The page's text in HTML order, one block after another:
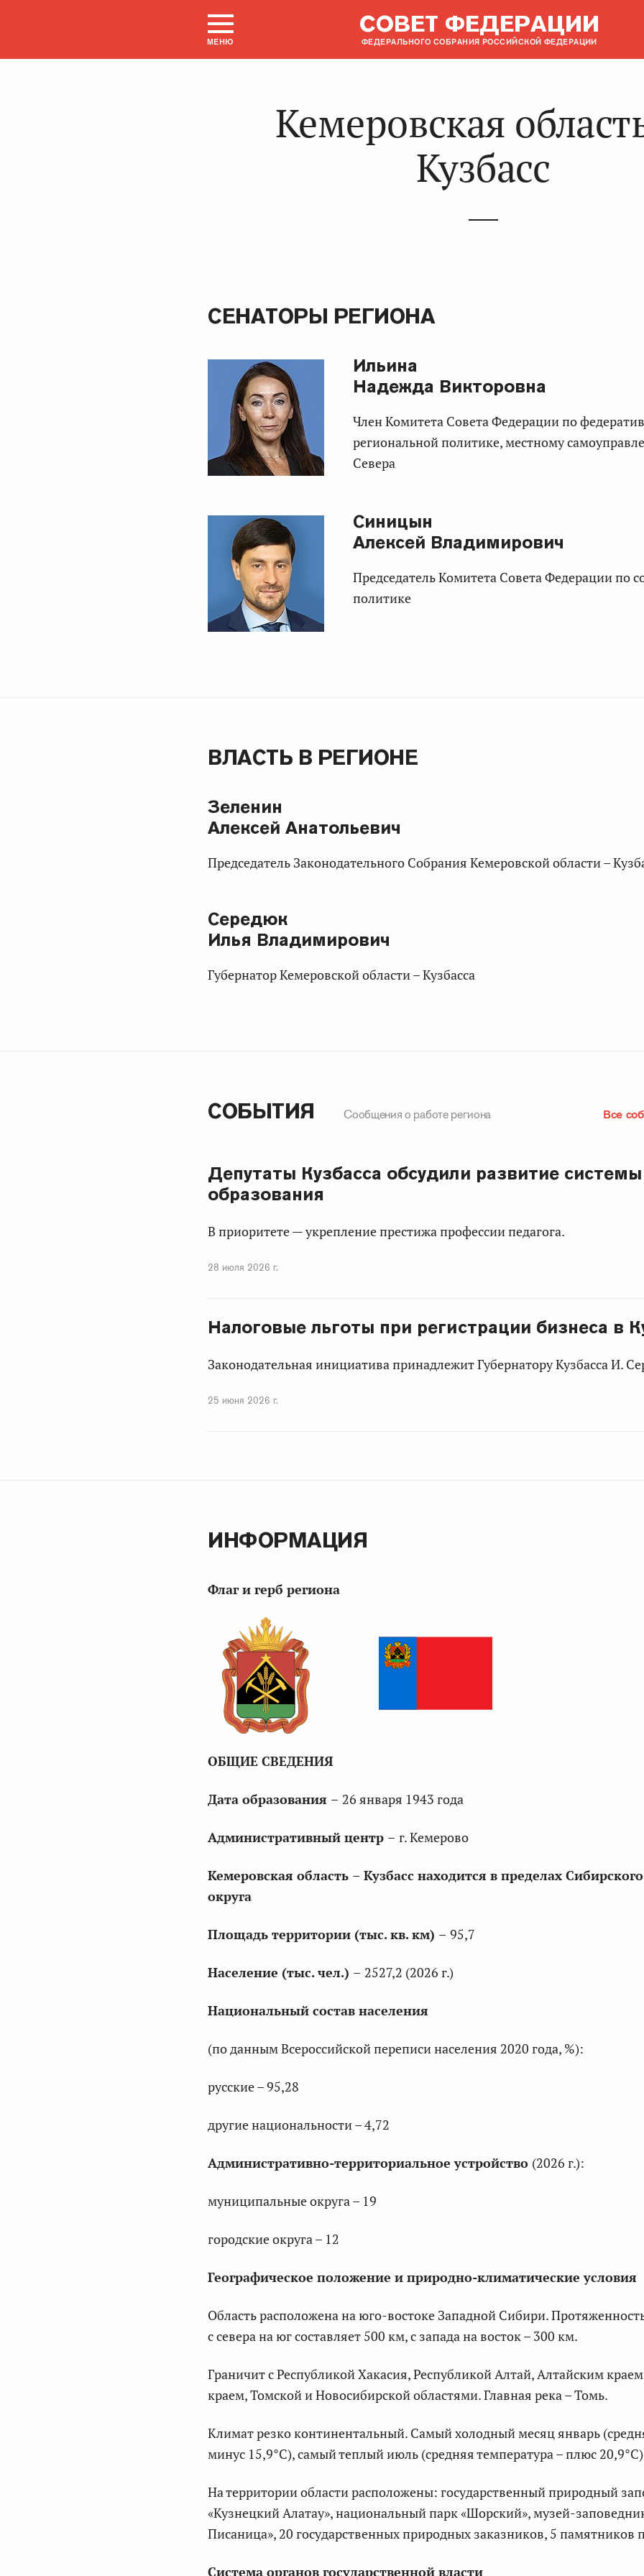
МЕНЮ
СОВЕТ ФЕДЕРАЦИИ
ФЕДЕРАЛЬНОГО СОБРАНИЯ РОССИЙСКОЙ ФЕДЕРАЦИИ
Кемеровская
Кузбасс
СЕНАТОРЫ РЕГИОНА
Ильина
Надежда Викторовна
Член Комитета Совета Федерации по федеративному устройству,
региональной политике, местному
Севера
Синицын
Алексей Владимирович
Председатель Комитета Совета Федерации по социальной
политике
ВЛАСТЬ В РЕГИОНЕ
Зеленин
Алексей Анатольевич
Председатель Законодательного Собрания Кемеровской области –
Середюк
Илья Владимирович
Губернатор Кемеровской области – Кузбасса
СОБЫТИЯ Сообщения о работе региона Все
Депутаты Кузбасса обсудили развитие системы
образования
В приоритете — укрепление престижа профессии педагога.
28 июля 2026 г.
Налоговые льготы при регистрации бизнеса в
Законодательная инициатива принадлежит Губернатору Кузбасса И.
25 июня 2026 г.
ИНФОРМАЦИЯ
Флаг и герб региона
ОБЩИЕ СВЕДЕНИЯ
Дата образования – 26 января 1943 года
Административный центр – г. Кемерово
Кемеровская область – Кузбасс находится в пределах
округа
Площадь территории (тыс. кв. км) – 95,7
Население (тыс. чел.) – 2527,2 (2026 г.)
Национальный состав населения
(по данным Всероссийской переписи населения 2020 года, %):
русские – 95,28
другие национальности – 4,72
Административно-территориальное устройство (2026 г.):
муниципальные округа – 19
городские округа – 12
Географическое положение и природно-климатические условия
Область расположена на юго-востоке Западной Сибири.
с севера на юг составляет 500 км, с запада на восток – 300 км.
Граничит с Республикой Хакасия, Республикой Алтай, Алтайским
краем, Томской и Новосибирской областями. Главная река – Томь.
Климат резко континентальный. Самый холодный месяц январь
минус 15,9°C), самый теплый июль (средняя температура – плюс
На территории области расположены: государственный природный
«Кузнецкий Алатау»,национальный парк «Шорский», музей-
Писаница», 20 государственных природных заказников, 5 памятников
Система органов государственной власти